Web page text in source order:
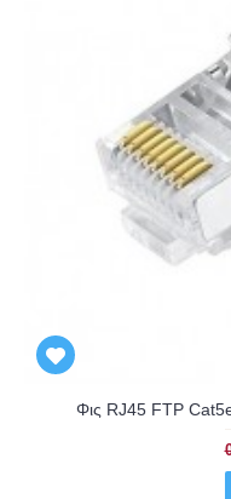
Φις RJ45 FTP